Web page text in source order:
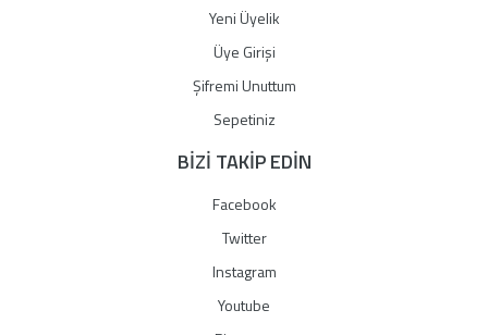
Yeni Üyelik
Üye Girişi
Şifremi Unuttum
Sepetiniz
BİZİ TAKİP EDİN
Facebook
Twitter
Instagram
Youtube